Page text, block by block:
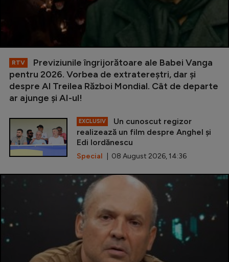
RTV
Previziunile îngrijorătoare ale Babei Vanga
pentru 2026. Vorbea de extratereștri, dar și
despre Al Treilea Război Mondial. Cât de departe
ar ajunge și AI-ul!
EXCLUSIV
Un cunoscut regizor
realizează un film despre Anghel și
Edi Iordănescu
Special | 08 August 2026, 14:36